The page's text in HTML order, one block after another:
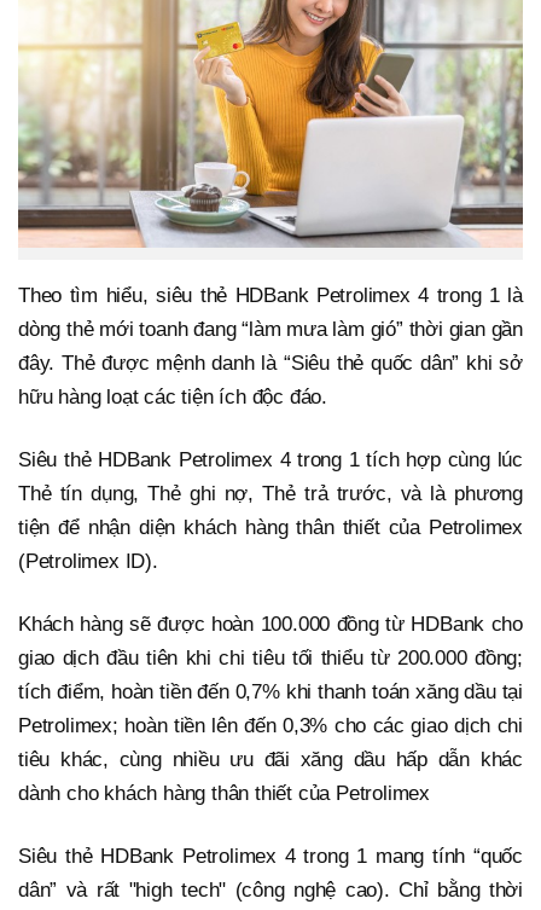
Theo tìm hiểu, siêu thẻ HDBank Petrolimex 4 trong 1 là
dòng thẻ mới toanh đang “làm mưa làm gió” thời gian gần
đây. Thẻ được mệnh danh là “Siêu thẻ quốc dân” khi sở
hữu hàng loạt các tiện ích độc đáo.
Siêu thẻ HDBank Petrolimex 4 trong 1 tích hợp cùng lúc
Thẻ tín dụng, Thẻ ghi nợ, Thẻ trả trước, và là phương
tiện để nhận diện khách hàng thân thiết của Petrolimex
(Petrolimex ID).
Khách hàng sẽ được hoàn 100.000 đồng từ HDBank cho
giao dịch đầu tiên khi chi tiêu tối thiểu từ 200.000 đồng;
tích điểm, hoàn tiền đến 0,7% khi thanh toán xăng dầu tại
Petrolimex; hoàn tiền lên đến 0,3% cho các giao dịch chi
tiêu khác, cùng nhiều ưu đãi xăng dầu hấp dẫn khác
dành cho khách hàng thân thiết của Petrolimex
Siêu thẻ HDBank Petrolimex 4 trong 1 mang tính “quốc
dân” và rất "high tech" (công nghệ cao). Chỉ bằng thời